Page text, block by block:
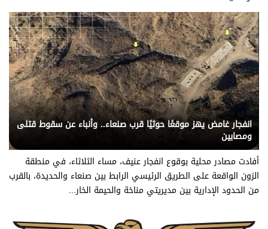
يني يمن - متابعات
انفجار غامض يهز موقعًا حوثيًا قرب صنعاء.. وأنباء عن سقوط قتلى
ومصابين
أفادت مصادر محلية بوقوع انفجار عنيف، مساء الثلاثاء، في منطقة
الزون الواقعة على الطريق الرئيسي الرابط بين صنعاء والحديدة، بالقرب
من الحدود الإدارية بين مديريتي مناخة والحيمة الخار...